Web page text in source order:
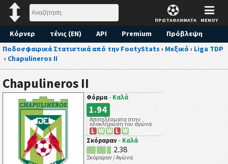
ΠΡΩΤΑΘΛΗΜΑΤΑ ΜΕΝΟΥ
Κόρνερ τένις (EN) API Premium
Πρόβλεψη
Ποδοσφαιρικά Στατιστικά από την FootyStats › Μεξικό › Liga TDP
› Chapulineros II
Chapulineros II
Φόρμα - Καλά
1.94
Αποτελέσματα στην
ολοκλήρωση του αγώνα
L W W L W
Σκόραραν - Καλά
2.38
Σκόραραν / Αγώνα